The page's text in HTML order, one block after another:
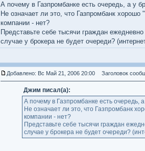
А почему в Газпромбанке есть очередь, а у
Не означает ли это, что Газпромбанк хорошо
компании - нет?
Представьте себе тысячи граждан
случае у брокера не будет очереди?
Добавлено: Вс Май 21, 2006 20:00 Заголовок
Джим писал(а):
А почему в Газпромбанке есть очередь,
Не означает ли это, что Газпромбанк
компании - нет?
Представьте себе тысячи граждан
случае у брокера не будет очереди?